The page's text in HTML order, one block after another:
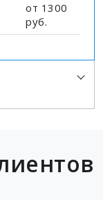
от 1300
руб.